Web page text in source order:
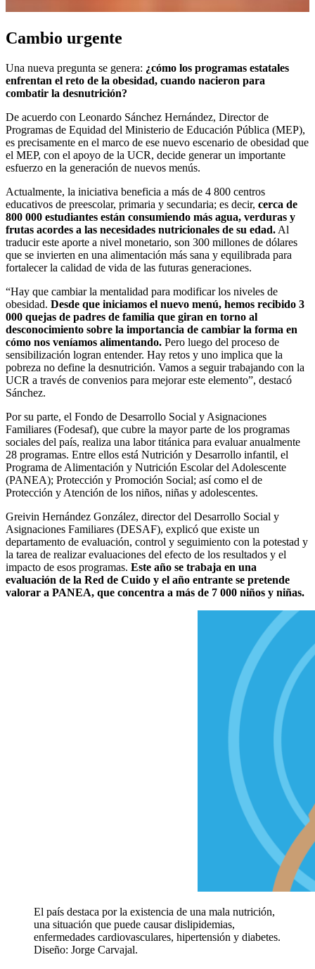
Cambio urgente
Una nueva pregunta se genera: ¿cómo los programas estatales
enfrentan el reto de la obesidad, cuando nacieron para
combatir la desnutrición?
De acuerdo con Leonardo Sánchez Hernández, Director de
Programas de Equidad del Ministerio de Educación Pública (MEP),
es precisamente en el marco de ese nuevo escenario de obesidad que
el MEP, con el apoyo de la UCR, decide generar un importante
esfuerzo en la generación de nuevos menús.
Actualmente, la iniciativa beneficia a más de 4 800 centros
educativos de preescolar, primaria y secundaria; es decir, cerca de
800 000 estudiantes están consumiendo más agua, verduras y
frutas acordes a las necesidades nutricionales de su edad. Al
traducir este aporte a nivel monetario, son 300 millones de dólares
que se invierten en una alimentación más sana y equilibrada para
fortalecer la calidad de vida de las futuras generaciones.
“Hay que cambiar la mentalidad para modificar los niveles de
obesidad. Desde que iniciamos el nuevo menú, hemos recibido 3
000 quejas de padres de familia que giran en torno al
desconocimiento sobre la importancia de cambiar la forma en
cómo nos veníamos alimentando. Pero luego del proceso de
sensibilización logran entender. Hay retos y uno implica que la
pobreza no define la desnutrición. Vamos a seguir trabajando con la
UCR a través de convenios para mejorar este elemento”, destacó
Sánchez.
Por su parte, el Fondo de Desarrollo Social y Asignaciones
Familiares (Fodesaf), que cubre la mayor parte de los programas
sociales del país, realiza una labor titánica para evaluar anualmente
28 programas. Entre ellos está Nutrición y Desarrollo infantil, el
Programa de Alimentación y Nutrición Escolar del Adolescente
(PANEA); Protección y Promoción Social; así como el de
Protección y Atención de los niños, niñas y adolescentes.
Greivin Hernández González, director del Desarrollo Social y
Asignaciones Familiares (DESAF), explicó que existe un
departamento de evaluación, control y seguimiento con la potestad y
la tarea de realizar evaluaciones del efecto de los resultados y el
impacto de esos programas. Este año se trabaja en una
evaluación de la Red de Cuido y el año entrante se pretende
valorar a PANEA, que concentra a más de 7 000 niños y niñas.
El país destaca por la existencia de una mala nutrición,
una situación que puede causar dislipidemias,
enfermedades cardiovasculares, hipertensión y diabetes.
Diseño: Jorge Carvajal.